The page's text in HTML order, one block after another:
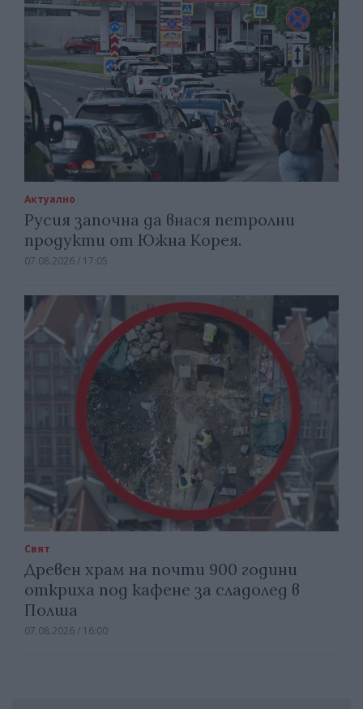
Актуално
Русия започна да внася петролни
продукти от Южна Корея.
07.08.2026 / 17:05
Свят
Древен храм на почти 900 години
откриха под кафене за сладолед в
Полша
07.08.2026 / 16:00